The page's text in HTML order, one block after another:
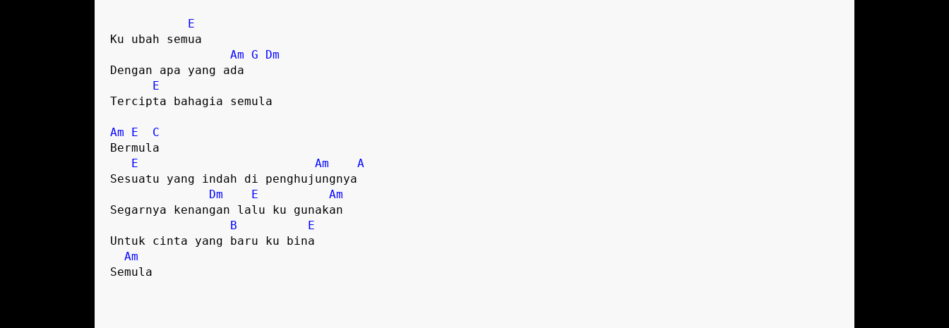
E
Ku ubah semua
Am G
Dm
Dengan apa yang ada
E
Tercipta bahagia semula
Am E
C
Bermula
E
Am
A
Sesuatu yang indah di penghujungnya
Dm
E
Am
Segarnya kenangan lalu ku gunakan
B
E
Untuk cinta yang baru ku bina
Am
Semula